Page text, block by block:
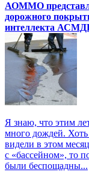
АОММО
дорожного
интеллекта
Я знаю, что этим
много дождей.
видели в этом
с «бассейном», то
были беспощадны...